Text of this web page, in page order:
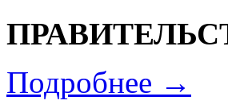
Подробнее →